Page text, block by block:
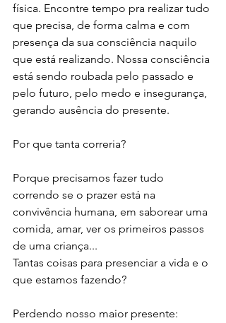
física. Encontre tempo pra realizar tudo
que precisa, de forma calma e com
presença da sua consciência naquilo
que está realizando. Nossa consciência
está sendo roubada pelo passado e
pelo futuro, pelo medo e insegurança,
gerando ausência do presente.
Por que tanta correria?
Porque precisamos fazer tudo
correndo se o prazer está na
convivência humana, em saborear uma
comida, amar, ver os primeiros passos
de uma criança...
Tantas coisas para presenciar a vida e o
que estamos fazendo?
Perdendo nosso maior presente: